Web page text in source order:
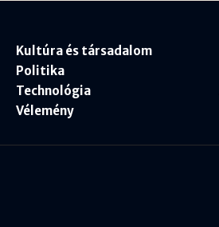
Kultúra és társadalom
Politika
Technológia
Vélemény